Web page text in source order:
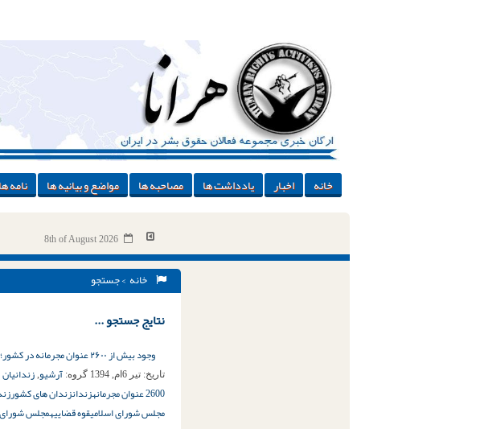
خانه اخبار یادداشت ها مصاحبه ها مواضع و بیانیه ها نامه
8th of August 2026
خانه > جستجو
نتایج جستجو ...
وجود بیش از ۲۶۰۰ عنوان مجرمانه در کشور؛ ضرورت جایگزینی مجازات حبس برای کاهش تعداد زندانیان
تاریخ: تیر 6ام, 1394 گروه: آرشیو, زندانیان
2600 عنوان مجرمانه
زندانزندان های کشور
مجلس شورای اسلامیقوه قضاییهمجلس شورای